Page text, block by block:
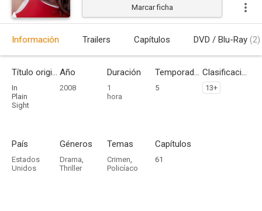
Marcar ficha
Información Trailers Capítulos DVD / Blu-Ray (2)
Título original
In
Plain
Sight
Año
2008
Duración
1
hora
Temporadas
5
Clasificación por edades
13+
País
Estados
Unidos
Géneros
Drama,
Thriller
Temas
Crimen,
Policíaco
Capítulos
61